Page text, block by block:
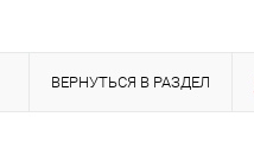
ВЕРНУТЬСЯ В РАЗДЕЛ